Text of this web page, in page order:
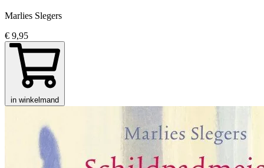
Marlies Slegers
€ 9,95
in winkelmand